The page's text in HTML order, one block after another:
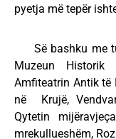
pyetja më tepër
Së bashku me
Muzeun
Amfiteatrin Antik të
në Krujë,
Qytetin
mrekullueshëm,